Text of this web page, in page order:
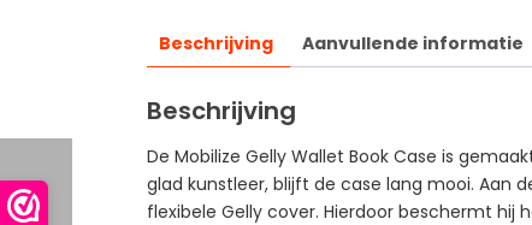
Beschrijving Aanvullende informatie
Beschrijving
De Mobilize Gelly Wallet Book Case is
glad kunstleer, blijft de case lang mooi. Aan
flexibele Gelly cover. Hierdoor beschermt